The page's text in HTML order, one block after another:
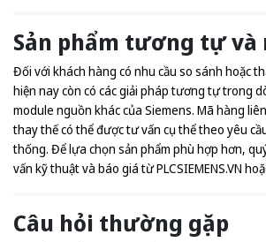
Sản phẩm tương tự và
Đối với khách hàng có nhu cầu so sánh hoặc
hiện nay còn có các giải pháp tương tự trong
module nguồn khác của Siemens. Mã hàng
thay thế có thể được tư vấn cụ thể theo yêu
thống. Để lựa chọn sản phẩm phù hợp hơn,
vấn kỹ thuật và báo giá từPLCSIEMENS.VN
Câu hỏi thường gặp